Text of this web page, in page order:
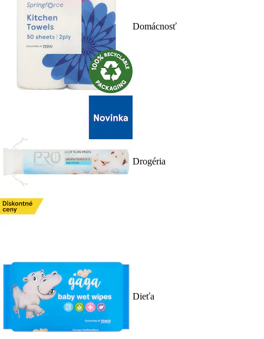
Domácnosť
Drogéria
Dieťa